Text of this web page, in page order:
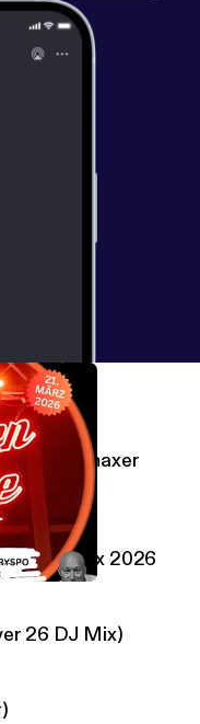
Mix)
& Smaxer
Mix 2026
26 DJ Mix)